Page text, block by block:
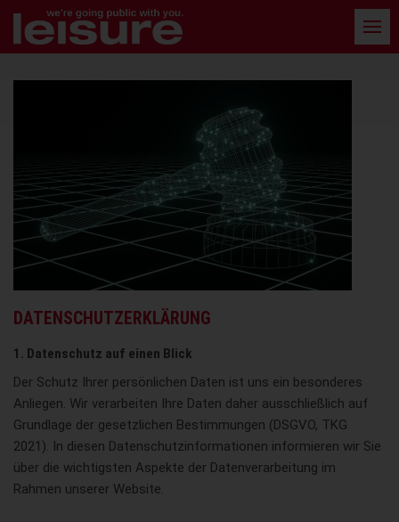
Barrierefreie
Bedienung
der
DATENSCHUTZERKLÄRUNG
1. Datenschutz auf einen Blick
Der Schutz Ihrer persönlichen Daten ist uns ein besonderes
Anliegen. Wir verarbeiten Ihre Daten daher ausschließlich auf
Grundlage der gesetzlichen Bestimmungen (DSGVO, TKG
2021). In diesen Datenschutzinformationen informieren wir Sie
über die wichtigsten Aspekte der Datenverarbeitung im
Rahmen unserer Website.